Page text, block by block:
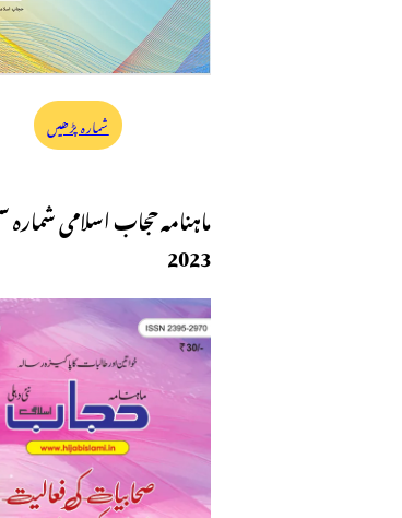
شمارہ پڑھیں
ماہنامہ حجاب اسلامی شمارہ
2023